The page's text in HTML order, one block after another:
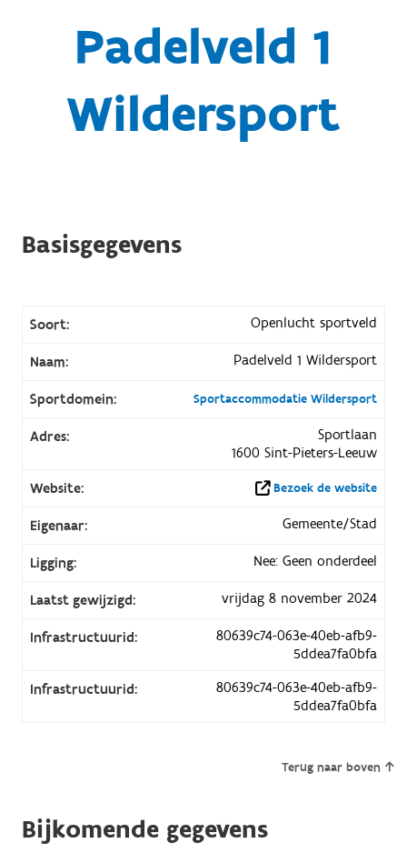
Padelveld 1
Wildersport
Basisgegevens
Soort: Openlucht sportveld
Naam: Padelveld 1 Wildersport
Sportdomein: Sportaccommodatie Wildersport
Adres:
Sportlaan
1600 Sint-Pieters-Leeuw
Website:
Bezoek de website
Eigenaar: Gemeente/Stad
Ligging: Nee: Geen onderdeel
Laatst gewijzigd: vrijdag 8 november 2024
Infrastructuurid:
80639c74-063e-40eb-afb9-
5ddea7fa0bfa
Infrastructuurid:
80639c74-063e-40eb-afb9-
5ddea7fa0bfa
Terug naar boven
Bijkomende gegevens